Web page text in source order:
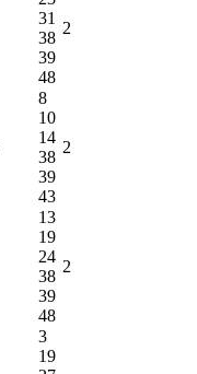
31
38
39
48
2
8
10
14
38
39
43
2
13
19
24
38
39
48
2
3
19